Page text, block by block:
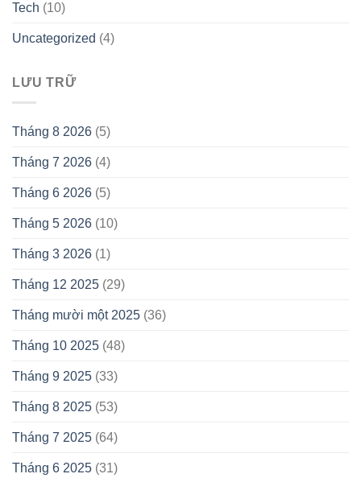
Tech (10)
Uncategorized (4)
LƯU TRỮ
Tháng 8 2026 (5)
Tháng 7 2026 (4)
Tháng 6 2026 (5)
Tháng 5 2026 (10)
Tháng 3 2026 (1)
Tháng 12 2025 (29)
Tháng mười một 2025 (36)
Tháng 10 2025 (48)
Tháng 9 2025 (33)
Tháng 8 2025 (53)
Tháng 7 2025 (64)
Tháng 6 2025 (31)